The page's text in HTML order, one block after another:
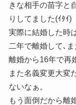
きな相手の苗字と
りしてました(ｲﾀｲ)
実際に結婚した時
二年で離婚して､
離婚から16年で再
また名義変更大変
ないなぁ。
もう面倒だから離